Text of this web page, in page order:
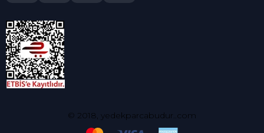
© 2018, yedekparcabudur..com